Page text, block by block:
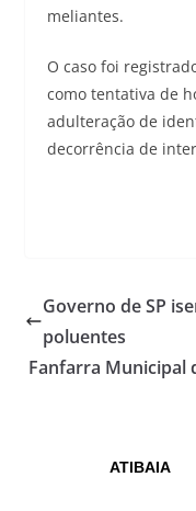
meliantes.
O caso foi
como tentativa de
adulteração de
decorrência de
Governo de SP
poluentes
Fanfarra Municipal